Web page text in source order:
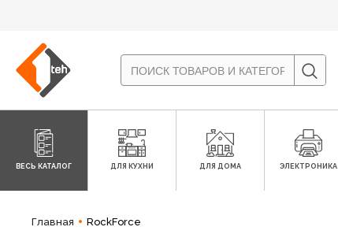
ВЕСЬ КАТАЛОГ ДЛЯ КУХНИ ДЛЯ ДОМА ЭЛЕКТРОНИКА
Главная RockForce